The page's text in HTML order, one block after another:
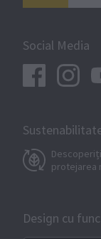
Social Media
protejarea
Design cu